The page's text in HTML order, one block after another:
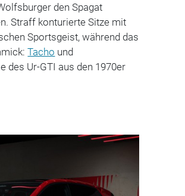
den Spagat
Straff konturierte Sitze mit
Sportsgeist, während das
Tacho und
des Ur-GTI aus den 1970er